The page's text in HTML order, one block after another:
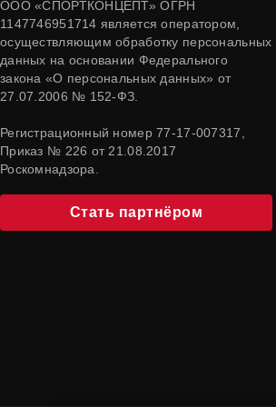
ООО «СПОРТКОНЦЕПТ» ОГРН
1147746951714 является оператором,
осуществляющим обработку персональных
данных на основании Федерального
закона «О персональных данных» от
27.07.2006 № 152-ФЗ.
Регистрационный номер 77-17-007317,
Приказ № 226 от 21.08.2017
Роскомнадзора.
Стать партнёром